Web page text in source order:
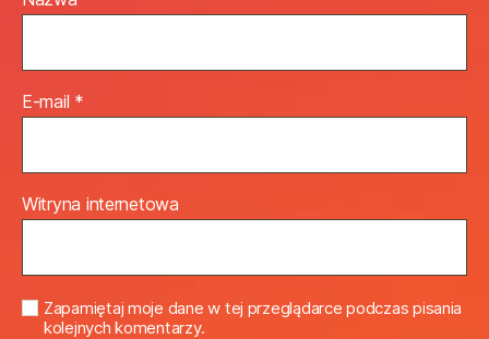
E-mail *
Witryna internetowa
Zapamiętaj moje dane w tej przeglądarce podczas pisania
kolejnych komentarzy.